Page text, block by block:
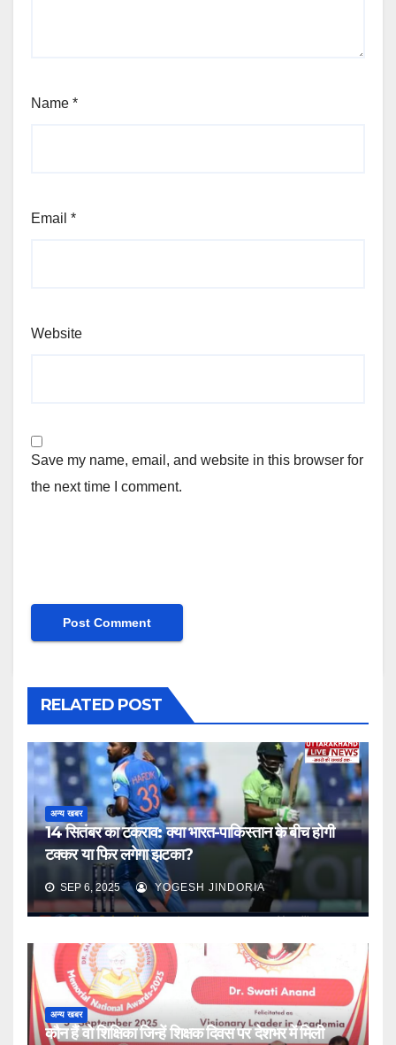
Name *
Email *
Website
Save my name, email, and website in this browser for
the next time I comment.
RELATED POST
अन्य खबर
14 सितंबर का टकराव: क्या भारत-पाकिस्तान के बीच होगी
टक्कर या फिर लगेगा झटका?
SEP 6, 2025 YOGESH JINDORIA
अन्य खबर
कौन हैं वो शिक्षिका जिन्हें शिक्षक दिवस पर देशभर में मिली